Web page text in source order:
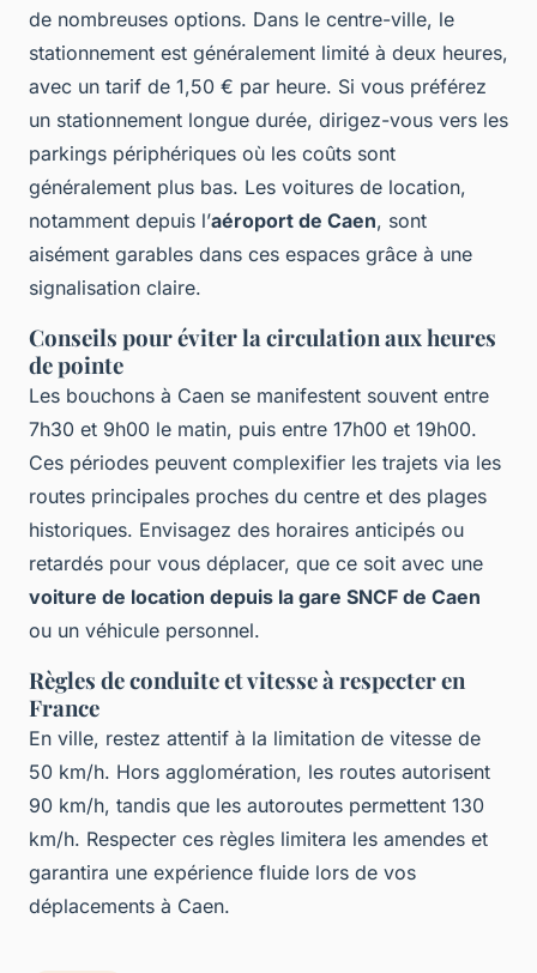
de nombreuses options. Dans le centre-ville, le
stationnement est généralement limité à deux heures,
avec un tarif de 1,50 € par heure. Si vous préférez
un stationnement longue durée, dirigez-vous vers les
parkings périphériques où les coûts sont
généralement plus bas. Les voitures de location,
notamment depuis l’aéroport de Caen, sont
aisément garables dans ces espaces grâce à une
signalisation claire.
Conseils pour éviter la circulation aux heures
de pointe
Les bouchons à Caen se manifestent souvent entre
7h30 et 9h00 le matin, puis entre 17h00 et 19h00.
Ces périodes peuvent complexifier les trajets via les
routes principales proches du centre et des plages
historiques. Envisagez des horaires anticipés ou
retardés pour vous déplacer, que ce soit avec une
voiture de location depuis la gare SNCF de Caen
ou un véhicule personnel.
Règles de conduite et vitesse à respecter en
France
En ville, restez attentif à la limitation de vitesse de
50 km/h. Hors agglomération, les routes autorisent
90 km/h, tandis que les autoroutes permettent 130
km/h. Respecter ces règles limitera les amendes et
garantira une expérience fluide lors de vos
déplacements à Caen.